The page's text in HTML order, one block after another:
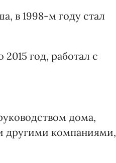
в 1998-м году стал
год, работал с
дома,
другими компаниями,